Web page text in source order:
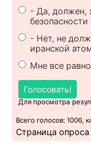
- Да, должен,
безопасности
- Нет, не
иранской
Мне все равно
Голосовать!
Для просмотра
Всего голосов: 1006,
Страница опроса